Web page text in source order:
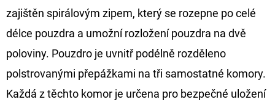
zajištěn spirálovým zipem, který se rozepne po celé
délce pouzdra a umožní rozložení pouzdra na dvě
poloviny. Pouzdro je uvnitř podélně rozděleno
polstrovanými přepážkami na tři samostatné komory.
Každá z těchto komor je určena pro bezpečné uložení
E
M
E
FOX